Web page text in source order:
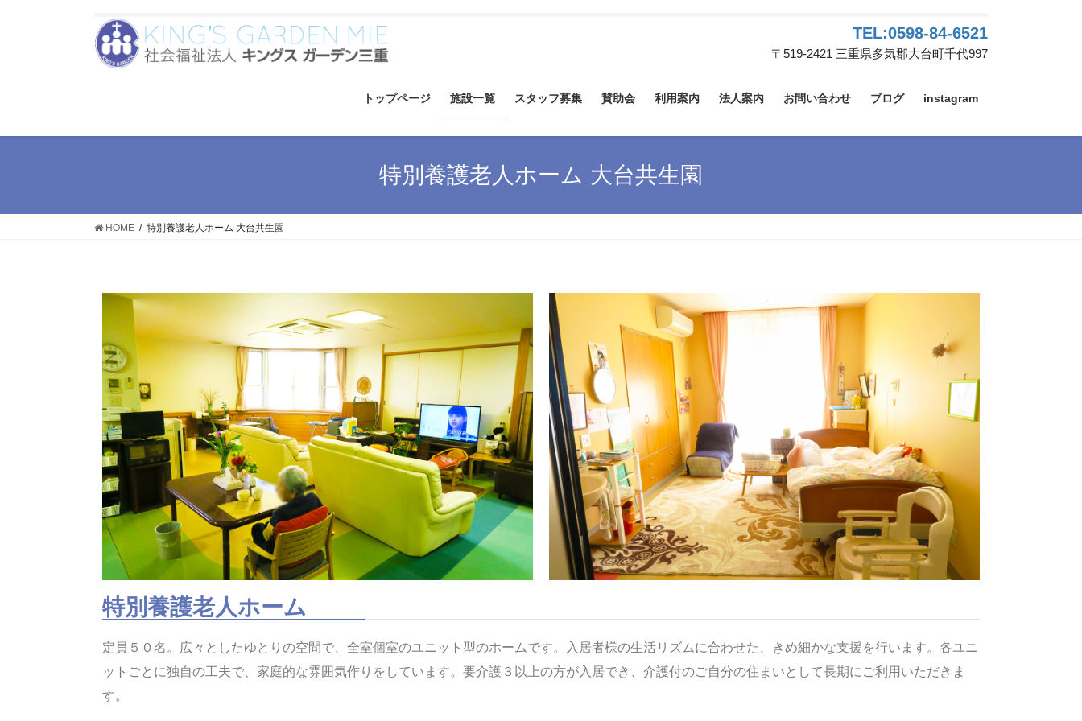
TEL:0598-84-6521
〒519-2421 三重県多気郡大台町千代997
トップページ 施設一覧 スタッフ募集 賛助会 利用案内 法人案内 お問い合わせ ブログ instagram
特別養護老人ホーム 大台共生園
HOME 特別養護老人ホーム 大台共生園
特別養護老人ホーム​
定員５０名。広々としたゆとりの空間で、全室個室のユニット型のホームです。入居者様の生活リズムに合わせた、きめ細かな支援を行います。各ユニ
ットごとに独自の工夫で、家庭的な雰囲気作りをしています。要介護３以上の方が入居でき、介護付のご自分の住まいとして長期にご利用いただきま
す。